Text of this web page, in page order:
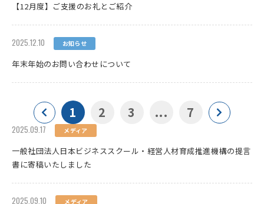
【12月度】ご支援のお礼とご紹介
2025.12.10 お知らせ
年末年始のお問い合わせについて
1 2 3 ... 7
2025.09.17 メディア
一般社団法人日本ビジネススクール・経営人材育成推進機構の提言
書に寄稿いたしました
2025.09.10 メディア